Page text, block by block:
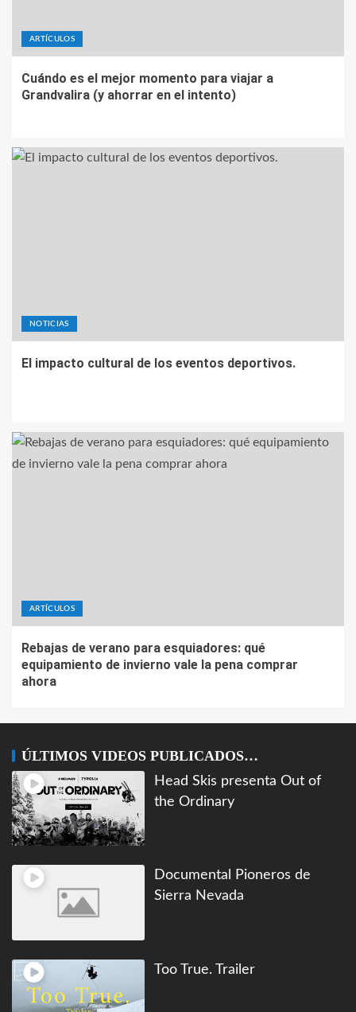
ARTÍCULOS
Cuándo es el mejor momento para viajar a
Grandvalira (y ahorrar en el intento)
NOTICIAS
El impacto cultural de los eventos deportivos.
ARTÍCULOS
Rebajas de verano para esquiadores: qué
equipamiento de invierno vale la pena comprar
ahora
ÚLTIMOS VIDEOS PUBLICADOS…
Head Skis presenta Out of
the Ordinary
Documental Pioneros de
Sierra Nevada
Too True. Trailer